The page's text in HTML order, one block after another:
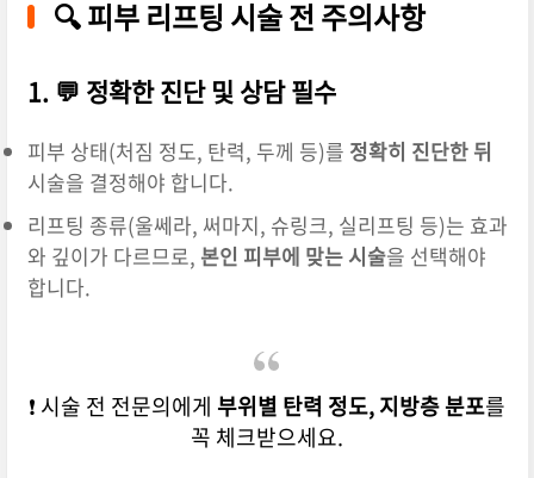
🔍 피부 리프팅 시술 전 주의사항
1. 💬 정확한 진단 및 상담 필수
피부 상태(처짐 정도, 탄력, 두께 등)를 정확히 진단한 뒤
시술을 결정해야 합니다.
리프팅 종류(울쎄라, 써마지, 슈링크, 실리프팅 등)는 효과
와 깊이가 다르므로, 본인 피부에 맞는 시술을 선택해야
합니다.
❗ 시술 전 전문의에게 부위별 탄력 정도, 지방층 분포를
꼭 체크받으세요.